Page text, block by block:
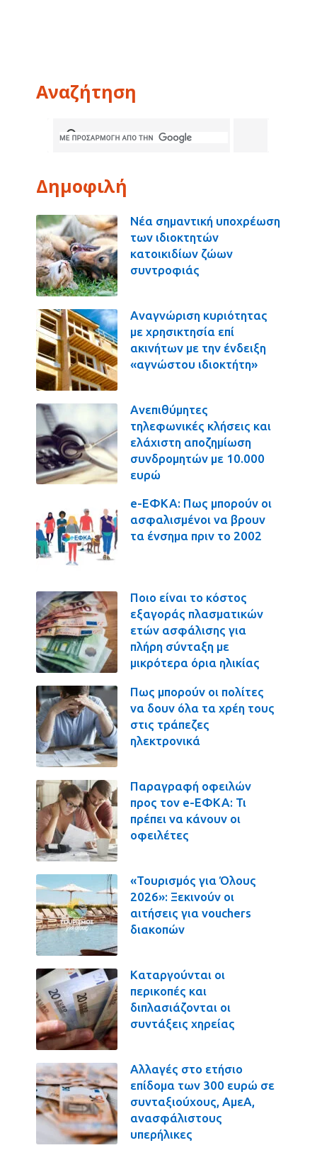
Αναζήτηση
Δημοφιλή
Νέα σημαντική υποχρέωση
των ιδιοκτητών
κατοικιδίων ζώων
συντροφιάς
Αναγνώριση κυριότητας
με χρησικτησία επί
ακινήτων με την ένδειξη
«αγνώστου ιδιοκτήτη»
Ανεπιθύμητες
τηλεφωνικές κλήσεις και
ελάχιστη αποζημίωση
συνδρομητών με 10.000
ευρώ
e-ΕΦΚΑ: Πως μπορούν οι
ασφαλισμένοι να βρουν
τα ένσημα πριν το 2002
Ποιο είναι το κόστος
εξαγοράς πλασματικών
ετών ασφάλισης για
πλήρη σύνταξη με
μικρότερα όρια ηλικίας
Πως μπορούν οι πολίτες
να δουν όλα τα χρέη τους
στις τράπεζες
ηλεκτρονικά
Παραγραφή οφειλών
προς τον e-ΕΦΚΑ: Τι
πρέπει να κάνουν οι
οφειλέτες
«Τουρισμός για Όλους
2026»: Ξεκινούν οι
αιτήσεις για vouchers
διακοπών
Καταργούνται οι
περικοπές και
διπλασιάζονται οι
συντάξεις χηρείας
Αλλαγές στο ετήσιο
επίδομα των 300 ευρώ σε
συνταξιούχους, ΑμεΑ,
ανασφάλιστους
υπερήλικες